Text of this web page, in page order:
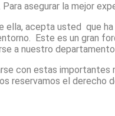
asegurar la mejor
ella, acepta usted que
Este es un gran
a nuestro
con estas
reservamos el derecho